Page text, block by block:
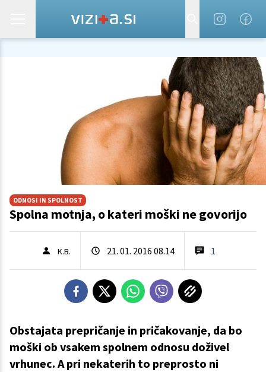
ODNOSI IN SPOLNOST
Spolna motnja, o kateri moški ne govorijo
K.B. 21. 01. 2016 08.14 1
Obstajata prepričanje in pričakovanje, da bo
moški ob vsakem spolnem odnosu doživel
vrhunec. A pri nekaterih to preprosto ni